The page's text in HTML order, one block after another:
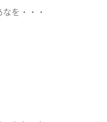
を・・・